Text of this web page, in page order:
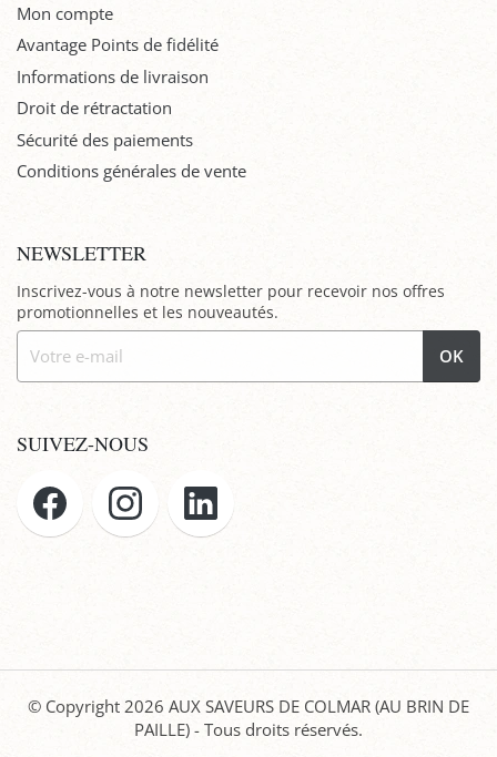
Mon compte
Avantage Points de fidélité
Informations de livraison
Droit de rétractation
Sécurité des paiements
Conditions générales de vente
NEWSLETTER
Inscrivez-vous à notre newsletter pour recevoir nos offres
promotionnelles et les nouveautés.
OK
SUIVEZ-NOUS
© Copyright 2026 AUX SAVEURS DE COLMAR (AU BRIN DE
PAILLE) - Tous droits réservés.